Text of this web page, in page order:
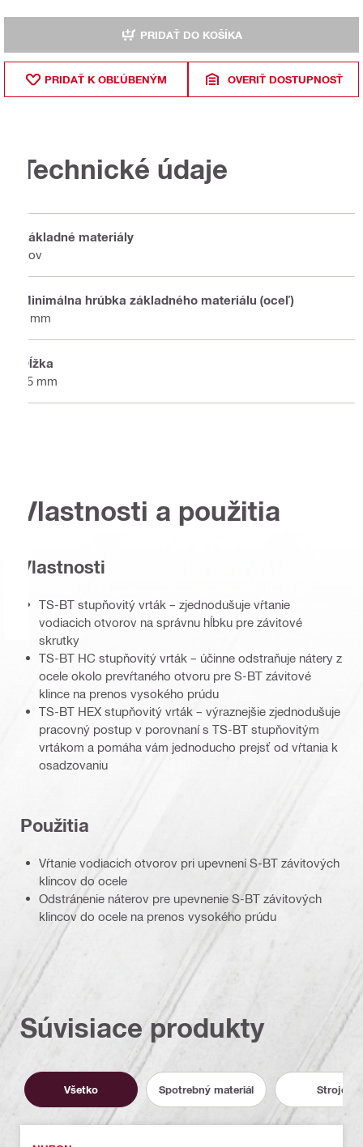
PRIDAŤ DO KOŠÍKA
PRIDAŤ K OBĽÚBENÝM OVERIŤ DOSTUPNOSŤ
Technické údaje
Základné materiály
Kov
Minimálna hrúbka základného materiálu (oceľ)
6 mm
Dĺžka
55 mm
Vlastnosti a použitia
Vlastnosti
TS-BT stupňovitý vrták – zjednodušuje vŕtanie
vodiacich otvorov na správnu hĺbku pre závitové
skrutky
TS-BT HC stupňovitý vrták – účinne odstraňuje nátery z
ocele okolo prevŕtaného otvoru pre S-BT závitové
klince na prenos vysokého prúdu
TS-BT HEX stupňovitý vrták – výraznejšie zjednodušuje
pracovný postup v porovnaní s TS-BT stupňovitým
vrtákom a pomáha vám jednoducho prejsť od vŕtania k
osadzovaniu
Použitia
Vŕtanie vodiacich otvorov pri upevnení S-BT závitových
klincov do ocele
Odstránenie náterov pre upevnenie S-BT závitových
klincov do ocele na prenos vysokého prúdu
Súvisiace produkty
Všetko Spotrebný materiál Stroje